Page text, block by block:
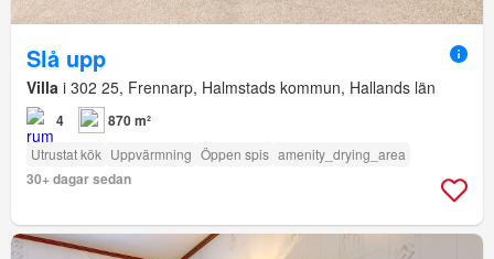
Slå upp
Villa i 302 25, Frennarp, Halmstads kommun, Hallands län
4 870 m²
Utrustat kök Uppvärmning Öppen spis amenity_drying_area
30+ dagar sedan